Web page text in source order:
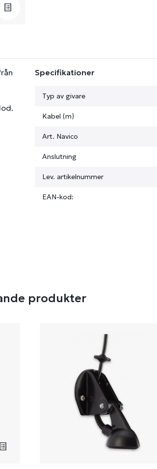
Specifikationer
Typ av givare
Kabel (m)
Art. Navico
Anslutning
Lev. artikelnummer
EAN-kod:
produkter